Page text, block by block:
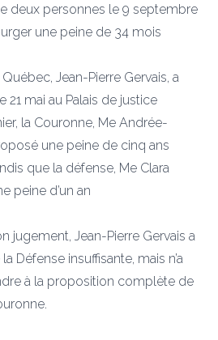
deux personnes le 9 septembre
une peine de 34 mois
Jean-Pierre Gervais, a
mai au Palais de justice
la Couronne, Me Andrée-
une peine de cinq ans
que la défense, Me Clara
peine d’un an
jugement, Jean-Pierre Gervais a
Défense insuffisante, mais n’a
à la proposition complète de